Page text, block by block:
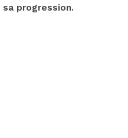
sa progression.